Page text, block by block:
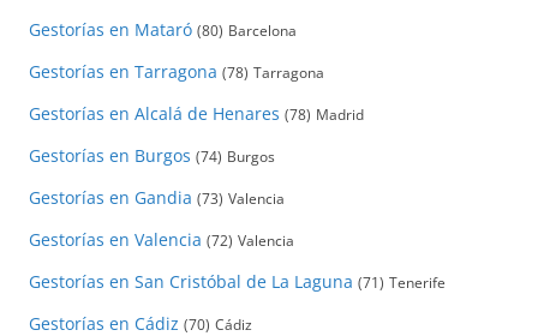
Gestorías en Mataró (80) Barcelona
Gestorías en Tarragona (78) Tarragona
Gestorías en Alcalá de Henares (78) Madrid
Gestorías en Burgos (74) Burgos
Gestorías en Gandia (73) Valencia
Gestorías en Valencia (72) Valencia
Gestorías en San Cristóbal de La Laguna (71) Tenerife
Gestorías en Cádiz (70) Cádiz